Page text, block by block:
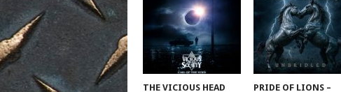
THE VICIOUS HEAD PRIDE OF LIONS –